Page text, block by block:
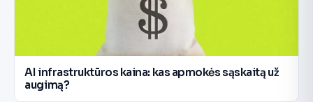
AI infrastruktūros kaina: kas apmokės sąskaitą už
augimą?